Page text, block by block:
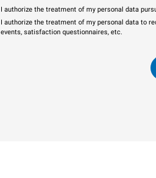
I authorize the treatment of my personal data
I authorize the treatment of my personal data to
events, satisfaction questionnaires, etc.